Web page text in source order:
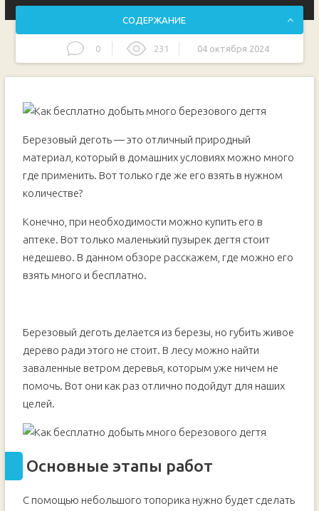
СОДЕРЖАНИЕ
0 231 04 октября 2024
Березовый деготь — это отличный природный
материал, который в домашних условиях можно много
где применить. Вот только где же его взять в нужном
количестве?
Конечно, при необходимости можно купить его в
аптеке. Вот только маленький пузырек дегтя стоит
недешево. В данном обзоре расскажем, где можно его
взять много и бесплатно.
Березовый деготь делается из березы, но губить живое
дерево ради этого не стоит. В лесу можно найти
заваленные ветром деревья, которым уже ничем не
помочь. Вот они как раз отлично подойдут для наших
целей.
Основные этапы работ
С помощью небольшого топорика нужно будет сделать